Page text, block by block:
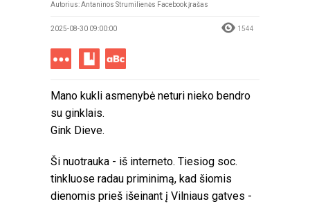
Autorius: Antaninos Strumilienės Facebook įrašas
2025-08-30 09:00:00 1544
Mano kukli asmenybė neturi nieko bendro
su ginklais.
Gink Dieve.
Ši nuotrauka - iš interneto. Tiesiog soc.
tinkluose radau priminimą, kad šiomis
dienomis prieš išeinant į Vilniaus gatves -